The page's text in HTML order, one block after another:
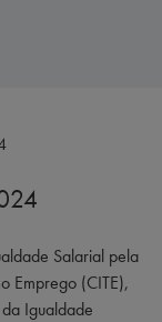
Salarial pela
Emprego (CITE),
Igualdade